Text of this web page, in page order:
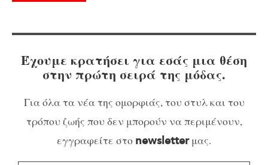
Έχουμε κρατήσει για εσάς μια θέση
στην πρώτη σειρά της μόδας.
Για όλα τα νέα της ομορφιάς, του στυλ και του
τρόπου ζωής που δεν μπορούν να περιμένουν,
εγγραφείτε στο newsletterμας.